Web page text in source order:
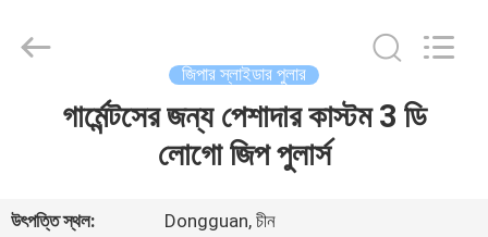
Accessories
Co.,Ltd.
জিপার স্লাইডার পুলার
গার্মেন্টসের জন্য পেশাদার কাস্টম 3 ডি
লোগো জিপ পুলার্স
উৎপত্তি স্থল:
Dongguan, চীন